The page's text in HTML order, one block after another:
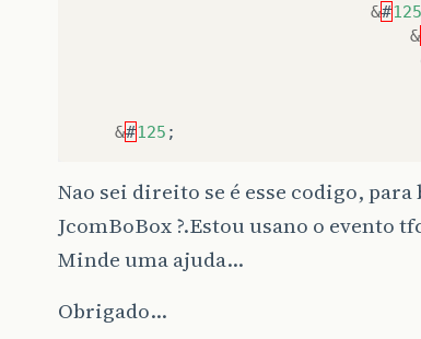
&#125
&
&#125 ;
Nao sei direito se é esse codigo,
JcomBoBox ?.Estou usano o evento
Minde uma ajuda…
Obrigado…